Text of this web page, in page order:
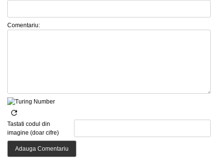
Comentariu:
Tastati codul din
imagine (doar cifre)